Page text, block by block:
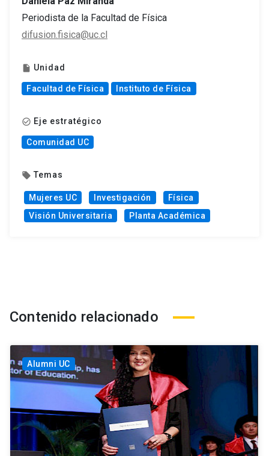
Periodista de la Facultad de Física
difusion.fisica@uc.cl
insert_drive_file Unidad
Facultad de Física Instituto de Física
check_circle_outline Eje estratégico
Comunidad UC
local_offer Temas
Mujeres UC Investigación
Física
Visión Universitaria
Planta Académica
Contenido relacionado
Alumni UC